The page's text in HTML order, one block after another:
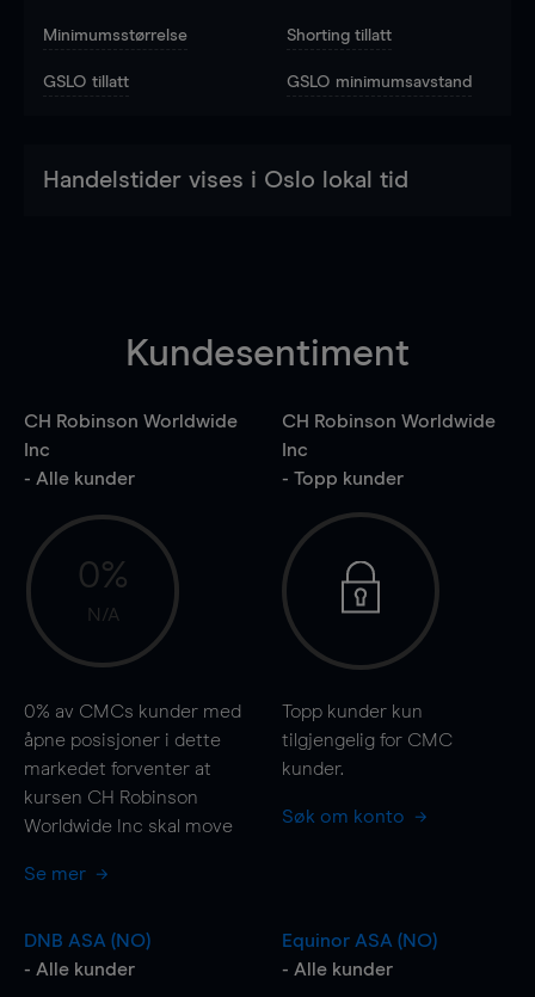
Minimumsstørrelse Shorting tillatt
GSLO tillatt GSLO minimumsavstand
Handelstider vises i Oslo lokal tid
Kundesentiment
CH Robinson Worldwide
Inc
- Alle kunder
0%
N/A
0% av CMCs kunder med
åpne posisjoner i dette
markedet forventer at
kursen CH Robinson
Worldwide Inc skal move
Se mer
CH Robinson Worldwide
Inc
- Topp kunder
Topp kunder kun
tilgjengelig for CMC
kunder.
Søk om konto
DNB ASA (NO)
- Alle kunder
Equinor ASA (NO)
- Alle kunder